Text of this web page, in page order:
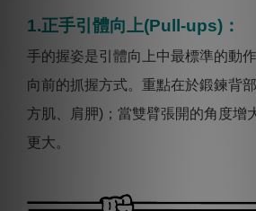
1.正手引體向上(Pull-ups)：
手的握姿是引體向上中最標準的動
向前的抓握方式。重點在於鍛鍊背
方肌、肩胛)；當雙臂張開的角度增
更大。